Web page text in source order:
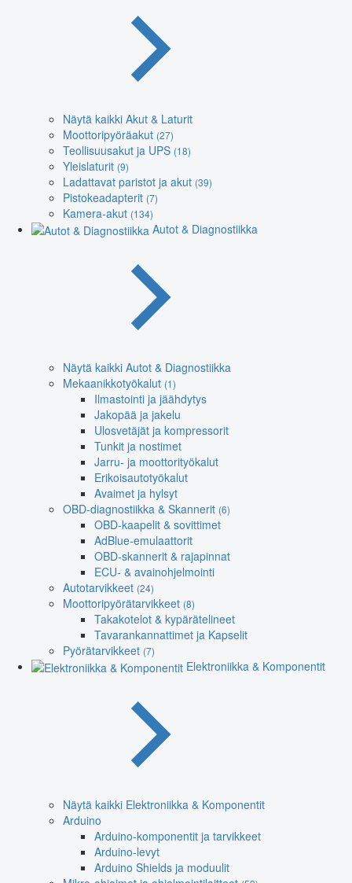
Näytä kaikki Akut & Laturit
Moottoripyöräakut (27)
Teollisuusakut ja UPS (18)
Yleislaturit (9)
Ladattavat paristot ja akut (39)
Pistokeadapterit (7)
Kamera-akut (134)
Autot & Diagnostiikka
Näytä kaikki Autot & Diagnostiikka
Mekaanikkotyökalut (1)
Ilmastointi ja jäähdytys
Jakopää ja jakelu
Ulosvetäjät ja kompressorit
Tunkit ja nostimet
Jarru- ja moottorityökalut
Erikoisautotyökalut
Avaimet ja hylsyt
OBD-diagnostiikka & Skannerit (6)
OBD-kaapelit & sovittimet
AdBlue-emulaattorit
OBD-skannerit & rajapinnat
ECU- & avainohjelmointi
Autotarvikkeet (24)
Moottoripyörätarvikkeet (8)
Takakotelot & kypärätelineet
Tavarankannattimet ja Kapselit
Pyörätarvikkeet (7)
Elektroniikka & Komponentit
Näytä kaikki Elektroniikka & Komponentit
Arduino
Arduino-komponentit ja tarvikkeet
Arduino-levyt
Arduino Shields ja moduulit